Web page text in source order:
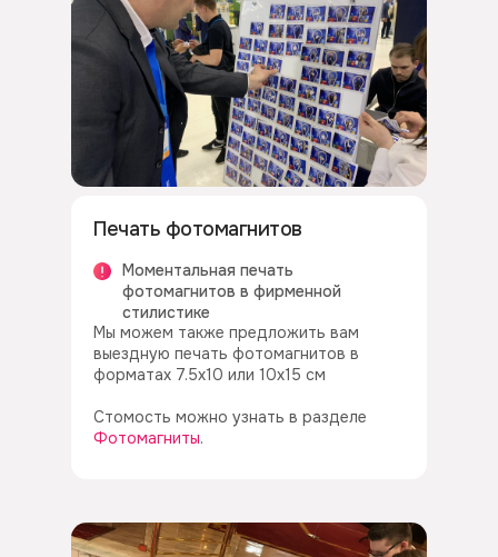
Печать фотомагнитов
Моментальная печать
фотомагнитов в фирменной
стилистике
Мы можем также предложить вам
выездную печать фотомагнитов в
форматах 7.5х10 или 10х15 см
Стомость можно узнать в разделе
Фотомагниты.